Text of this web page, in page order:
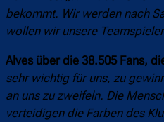
bekommt. Wir werden nach
wollen wir unsere
Alves über die 38.505 Fans,
sehr wichtig für uns, zu
an uns zu zweifeln. Die
verteidigen die Farben des